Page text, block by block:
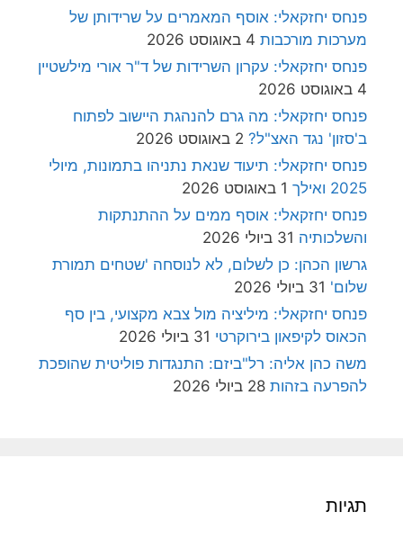
פנחס יחזקאלי: אוסף המאמרים על שרידותן של
מערכות מורכבות 4 באוגוסט 2026
פנחס יחזקאלי: עקרון השרידות של ד"ר אורי מילשטיין
4 באוגוסט 2026
פנחס יחזקאלי: מה גרם להנהגת היישוב לפתוח
ב'סזון' נגד האצ"ל? 2 באוגוסט 2026
פנחס יחזקאלי: תיעוד שנאת נתניהו בתמונות, מיולי
2025 ואילך
1 באוגוסט 2026
פנחס יחזקאלי: אוסף ממים על ההתנתקות
והשלכותיה 31 ביולי 2026
גרשון הכהן: כן לשלום, לא לנוסחה 'שטחים תמורת
שלום' 31 ביולי 2026
פנחס יחזקאלי: מיליציה מול צבא מקצועי, בין סף
הכאוס לקיפאון בירוקרטי 31 ביולי 2026
משה כהן אליה: רל"ביזם: התנגדות פוליטית שהופכת
להפרעה בזהות 28 ביולי 2026
תגיות